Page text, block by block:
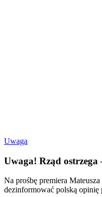
Uwaga
Uwaga! Rząd ostrzega
Na prośbę premiera
dezinformować polską opinię